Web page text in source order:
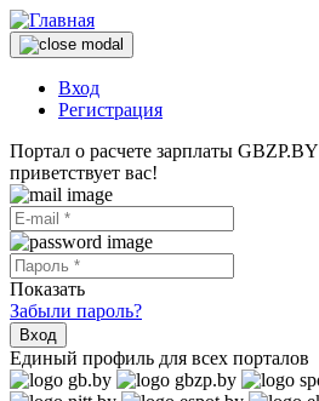
Вход
Регистрация
Портал о расчете зарплаты GBZP.BY
приветствует вас!
Показать
Забыли пароль?
Вход
Единый профиль для всех порталов